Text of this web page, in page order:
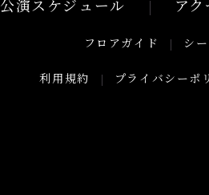
公演スケジュール アク
フロアガイド シ
利用規約 プライバシーポ